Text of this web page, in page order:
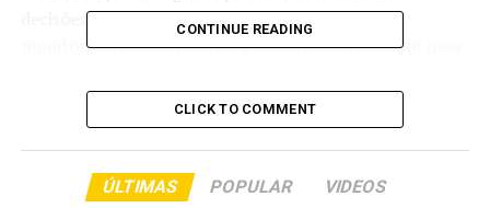
decisões que aplicam o protocolo, facilitando o
monitoramento da política pública e contribuindo para
das práticas judiciais.
Elaborado pelo CNJ em 2021, o Protocolo para
Julgamento com Perspectiva de Gênero oferece
fundamentos teóricos e orientações metodológicas para
CONTINUE READING
CLICK TO COMMENT
ÚLTIMAS POPULAR VIDEOS